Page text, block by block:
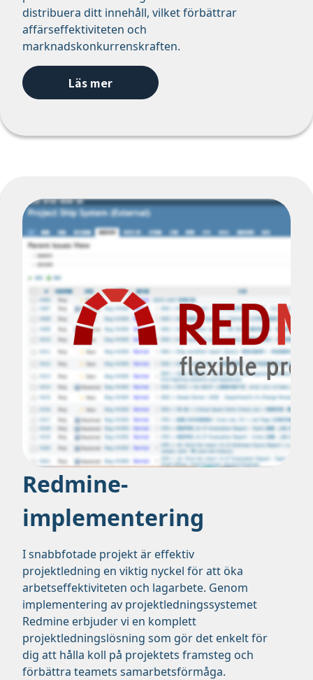
distribuera ditt innehåll, vilket förbättrar
affärseffektiviteten och
marknadskonkurrenskraften.
Läs mer
Redmine-
implementering
I snabbfotade projekt är effektiv
projektledning en viktig nyckel för att öka
arbetseffektiviteten och lagarbete. Genom
implementering av projektledningssystemet
Redmine erbjuder vi en komplett
projektledningslösning som gör det enkelt för
dig att hålla koll på projektets framsteg och
förbättra teamets samarbetsförmåga.